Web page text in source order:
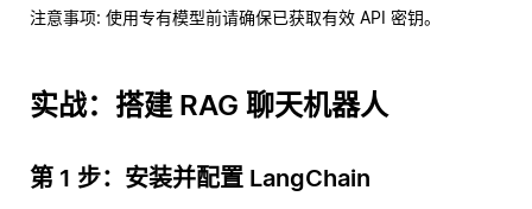
注意事项: 使用专有模型前请确保已获取有效 API 密钥。
实战：搭建 RAG 聊天机器人
第 1 步：安装并配置 LangChain